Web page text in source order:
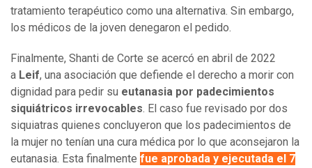
tratamiento terapéutico como una alternativa. Sin embargo,
los médicos de la joven denegaron el pedido.
Finalmente, Shanti de Corte se acercó en abril de 2022
a Leif, una asociación que defiende el derecho a morir con
dignidad para pedir su eutanasia por padecimientos
siquiátricos irrevocables. El caso fue revisado por dos
siquiatras quienes concluyeron que los padecimientos de
la mujer no tenían una cura médica por lo que aconsejaron la
eutanasia. Esta finalmente fue aprobada y ejecutada el 7